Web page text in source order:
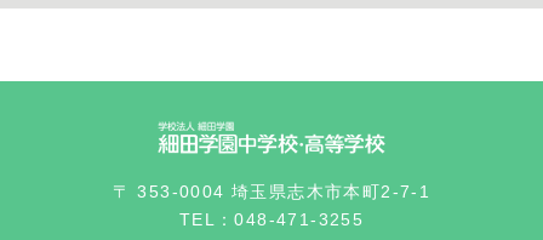
〒 353-0004 埼玉県志木市本町2-7-1
TEL：048-471-3255